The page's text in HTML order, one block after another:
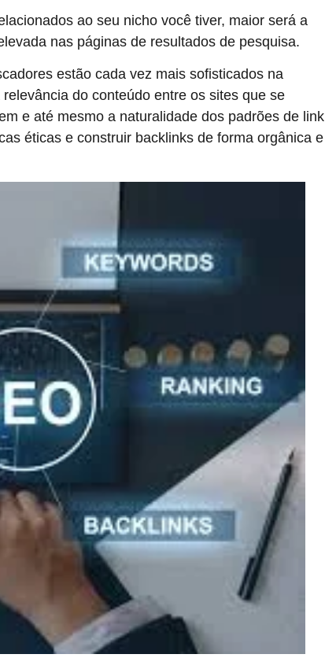
ao seu nicho você tiver, maior será a
nas páginas de resultados de pesquisa.
estão cada vez mais sofisticados na
do conteúdo entre os sites que se
e até mesmo a naturalidade dos padrões de link
éticas e construir backlinks de forma orgânica e